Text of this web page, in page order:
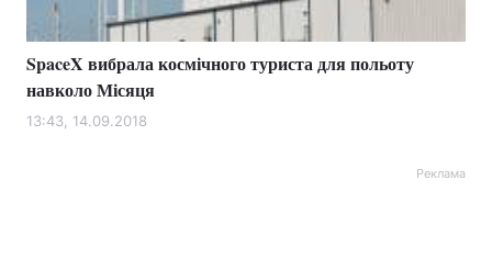
SpaceX вибрала космічного туриста для польоту
навколо Місяця
13:43, 14.09.2018
Реклама